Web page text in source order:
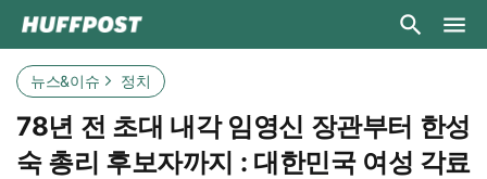
뉴스&이슈 정치
78년 전 초대 내각 임영신 장관부터 한성
숙 총리 후보자까지 : 대한민국 여성 각료